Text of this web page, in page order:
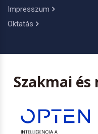
Impresszum
Oktatás
Szakmai